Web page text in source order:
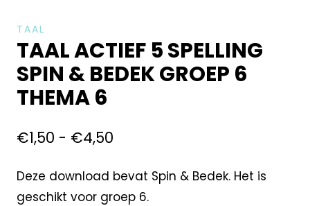
TAAL
TAAL ACTIEF 5 SPELLING
SPIN & BEDEK GROEP 6
THEMA 6
€1,50 - €4,50
Deze download bevat Spin & Bedek. Het is
geschikt voor groep 6.